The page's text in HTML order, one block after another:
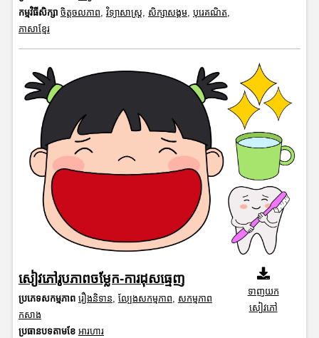
កម្មវិធីសិក្សា ចិត្តចលភាព, វិទ្យាសាស្រ្ត, សិក្សាសង្គម, បុរេគណិត,
ភាសាខ្មែរ
សៀវភៅរូបភាពចម្លែក-ការដុសធ្មេញ
ប្រភេទសកម្មភាព រឿងនិទាន, ល្បែងសកម្មភាព, សកម្មភាព
កសាង
ប្រធានបទតាមខែ អារហារ
ទាញយក
សៀវភៅ